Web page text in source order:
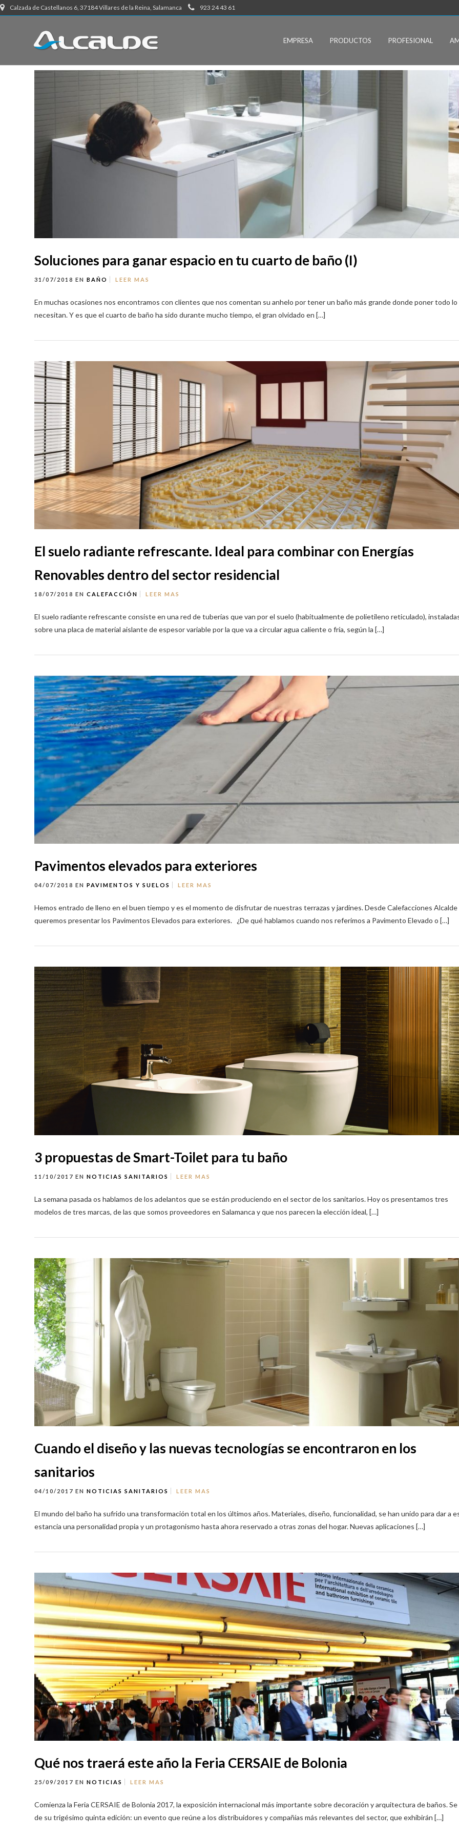
Calzada de Castellanos 6, 37184 Villares de la Reina, Salamanca 923 24 43 61
EMPRESA PRODUCTOS PROFESIONAL
Soluciones para ganar espacio en tu cuarto de baño (I)
31/07/2018ENBAÑO LEER MAS
En muchas ocasiones nos encontramos con clientes que nos comentan su anhelo por tener un baño más grande donde poner todo
necesitan. Y es que el cuarto de baño ha sido durante mucho tiempo, el gran olvidado en […]
El suelo radiante refrescante. Ideal para combinar con Energías
Renovables dentro del sector residencial
18/07/2018ENCALEFACCIÓN LEER MAS
El suelo radiante refrescante consiste en una red de tuberías que van por el suelo (habitualmente de polietileno reticulado),
sobre una placa de material aislante de espesor variable por la que va a circular agua caliente o fría, según la […]
Pavimentos elevados para exteriores
04/07/2018ENPAVIMENTOS Y SUELOS LEER MAS
Hemos entrado de lleno en el buen tiempo y es el momento de disfrutar de nuestras terrazas y jardines. Desde Calefacciones Alcalde
queremos presentar los Pavimentos Elevados para exteriores. ¿De qué hablamos cuando nos referimos a Pavimento Elevado o […]
3 propuestas de Smart-Toilet para tu baño
11/10/2017ENNOTICIAS SANITARIOS LEER MAS
La semana pasada os hablamos de los adelantos que se están produciendo en el sector de los sanitarios. Hoy os presentamos tres
modelos de tres marcas, de las que somos proveedores en Salamanca y que nos parecen la elección ideal, […]
Cuando el diseño y las nuevas tecnologías se encontraron en los
sanitarios
04/10/2017ENNOTICIAS SANITARIOS LEER MAS
El mundo del baño ha sufrido una transformación total en los últimos años. Materiales, diseño, funcionalidad, se han unido para dar a
estancia una personalidad propia y un protagonismo hasta ahora reservado a otras zonas del hogar. Nuevas aplicaciones […]
Qué nos traerá este año la Feria CERSAIE de Bolonia
25/09/2017ENNOTICIAS LEER MAS
Comienza la Feria CERSAIE de Bolonia 2017, la exposición internacional más importante sobre decoración y arquitectura de baños.
de su trigésimo quinta edición: un evento que reúne a los distribuidores y compañías más relevantes del sector, que exhibirán […]
AMBIENTES Y